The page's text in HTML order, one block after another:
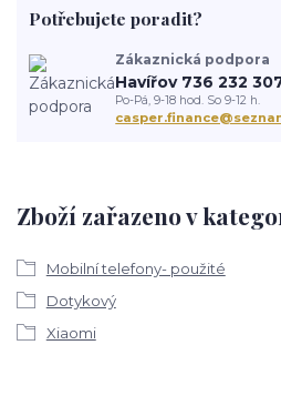
Zboží zařazeno v
Mobilní telefony- použité
Dotykový
Xiaomi
Potřebujete poradit?
Zákaznická podpora
Havířov 736 232
Po-Pá, 9-18 hod. So 9-12 h.